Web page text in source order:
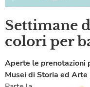
Settimane
colori per
Aperte le prenotazioni
Musei di Storia ed Arte